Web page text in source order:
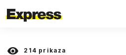
214 prikaza